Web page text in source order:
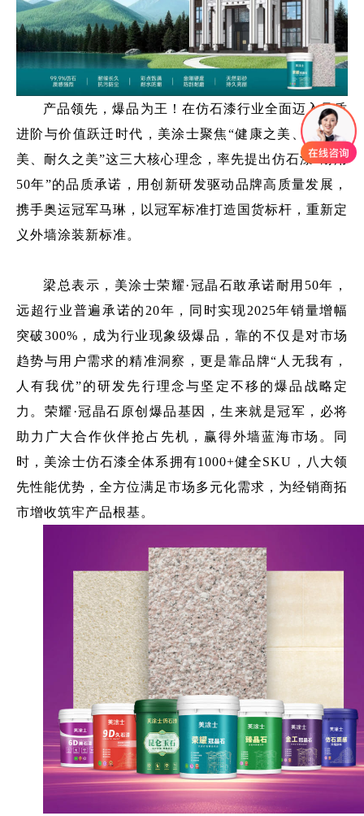
产品领先，爆品为王！在仿石漆行业全面迈入品质
进阶与价值跃迁时代，美涂士聚焦“健康之美、效果之
美、耐久之美”这三大核心理念，率先提出仿石漆“耐用
50年”的品质承诺，用创新研发驱动品牌高质量发展，
携手奥运冠军马琳，以冠军标准打造国货标杆，重新定
义外墙涂装新标准。
梁总表示，美涂士荣耀·冠晶石敢承诺耐用50年，
远超行业普遍承诺的20年，同时实现2025年销量增幅
突破300%，成为行业现象级爆品，靠的不仅是对市场
趋势与用户需求的精准洞察，更是靠品牌“人无我有，
人有我优”的研发先行理念与坚定不移的爆品战略定
力。荣耀·冠晶石原创爆品基因，生来就是冠军，必将
助力广大合作伙伴抢占先机，赢得外墙蓝海市场。同
时，美涂士仿石漆全体系拥有1000+健全SKU，八大领
先性能优势，全方位满足市场多元化需求，为经销商拓
市增收筑牢产品根基。